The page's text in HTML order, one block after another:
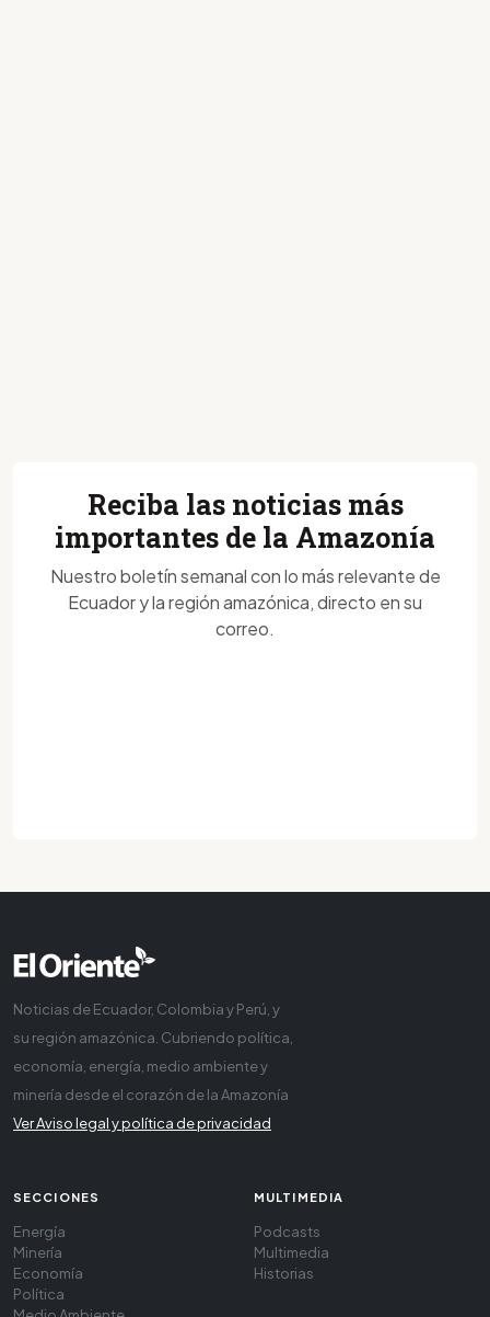
Reciba las noticias más
importantes de la Amazonía
Nuestro boletín semanal con lo más relevante de
Ecuador y la región amazónica, directo en su
correo.
Noticias de Ecuador, Colombia y Perú, y
su región amazónica. Cubriendo política,
economía, energía, medio ambiente y
minería desde el corazón de la Amazonía
Ver Aviso legal y política de privacidad
SECCIONES
Energía
Minería
Economía
Política
MULTIMEDIA
Podcasts
Multimedia
Historias